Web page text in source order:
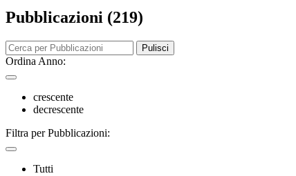
Pubblicazioni (219)
Pulisci
Ordina Anno:
crescente
decrescente
Filtra per Pubblicazioni:
Tutti